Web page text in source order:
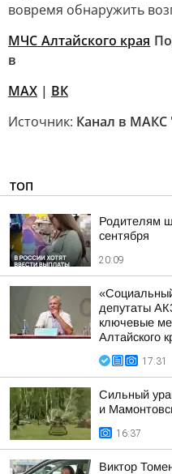
вовремя обнаружить
МЧС Алтайского края
в
MAX | ВК
Источник: Канал в МАКС
ТОП
Родителям
сентября
20:09
депутаты
ключевые
Алтайского
17:31
Сильный
и
16:37
Виктор